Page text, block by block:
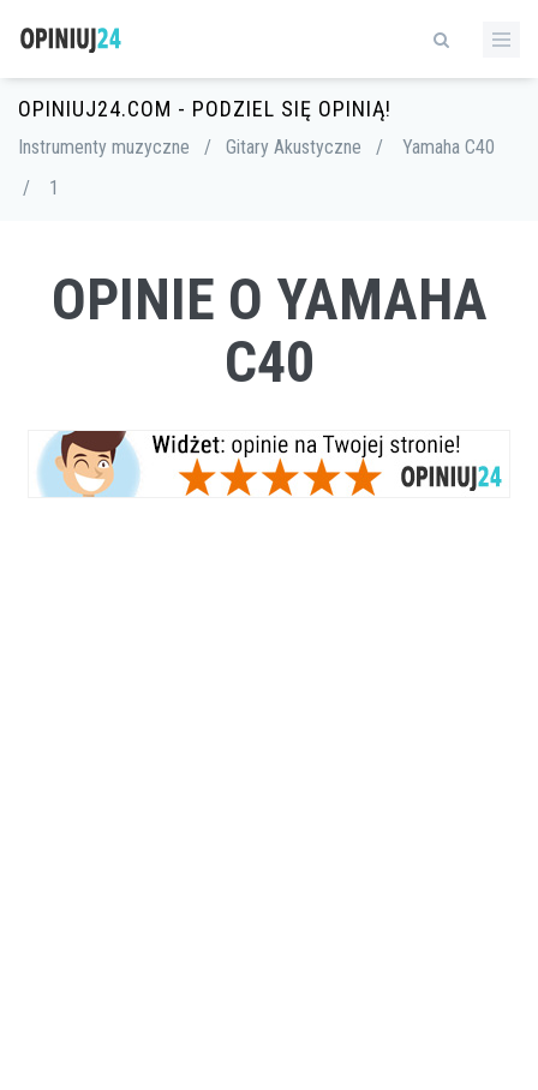
OPINIUJ24.COM - PODZIEL SIĘ OPINIĄ!
Instrumenty muzyczne / Gitary Akustyczne /
Yamaha C40
/
1
OPINIE O YAMAHA
C40